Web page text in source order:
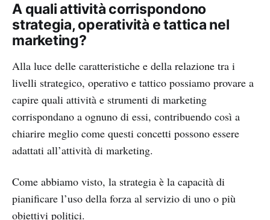
A quali attività corrispondono
strategia, operatività e tattica nel
marketing?
Alla luce delle caratteristiche e della relazione tra i
livelli strategico, operativo e tattico possiamo provare a
capire quali attività e strumenti di marketing
corrispondano a ognuno di essi, contribuendo così a
chiarire meglio come questi concetti possono essere
adattati all’attività di marketing.
Come abbiamo visto, la strategia è la capacità di
pianificare l’uso della forza al servizio di uno o più
obiettivi politici.